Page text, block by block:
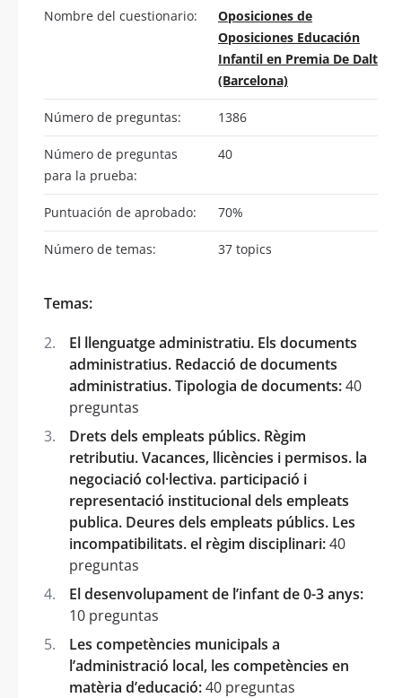
Nombre del cuestionario:
Oposiciones de
Oposiciones Educación
Infantil en Premia De Dalt
(Barcelona)
Número de preguntas: 1386
Número de preguntas
para la prueba:
40
Puntuación de aprobado: 70%
Número de temas: 37 topics
Temas:
El llenguatge administratiu. Els documents
administratius. Redacció de documents
administratius. Tipologia de documents:40
preguntas
Drets dels empleats públics. Règim
retributiu. Vacances, llicències i permisos. la
negociació col·lectiva. participació i
representació institucional dels empleats
publica. Deures dels empleats públics. Les
incompatibilitats. el règim disciplinari:40
preguntas
El desenvolupament de l’infant de 0-3 anys:
10 preguntas
Les competències municipals a
l’administració local, les competències en
matèria d’educació:40 preguntas